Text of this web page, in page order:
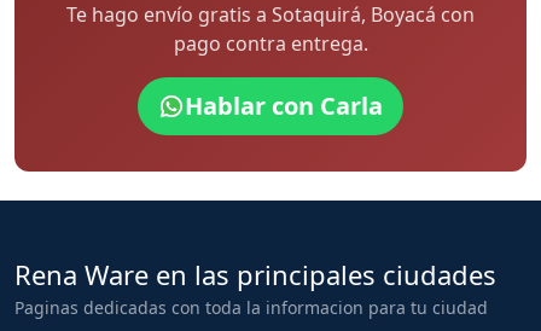
Te hago envío gratis a Sotaquirá, Boyacá con
pago contra entrega.
Hablar con Carla
Rena Ware en las principales ciudades
Paginas dedicadas con toda la informacion para tu ciudad